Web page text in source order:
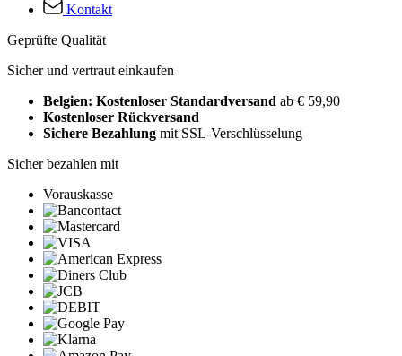
Kontakt
Geprüfte Qualität
Sicher und vertraut einkaufen
Belgien: Kostenloser Standardversand ab € 59,90
Kostenloser Rückversand
Sichere Bezahlung mit SSL-Verschlüsselung
Sicher bezahlen mit
Vorauskasse